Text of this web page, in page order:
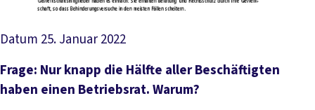
Datum 25. Januar 2022
Frage: Nur knapp die Hälfte aller Beschäftigten
haben einen Betriebsrat. Warum?